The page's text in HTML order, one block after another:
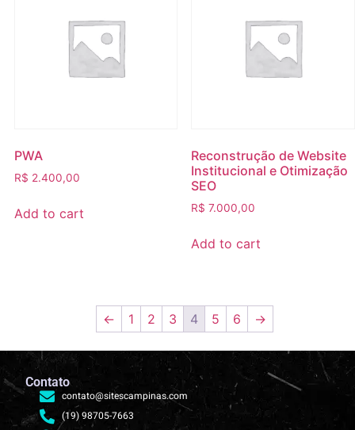
PWA
R$ 2.400,00
Add to cart
Reconstrução de Website
Institucional e Otimização
SEO
R$ 7.000,00
Add to cart
← 1 2 3 4 5 6 →
Contato
contato@sitescampinas.com
(19) 98705-7663